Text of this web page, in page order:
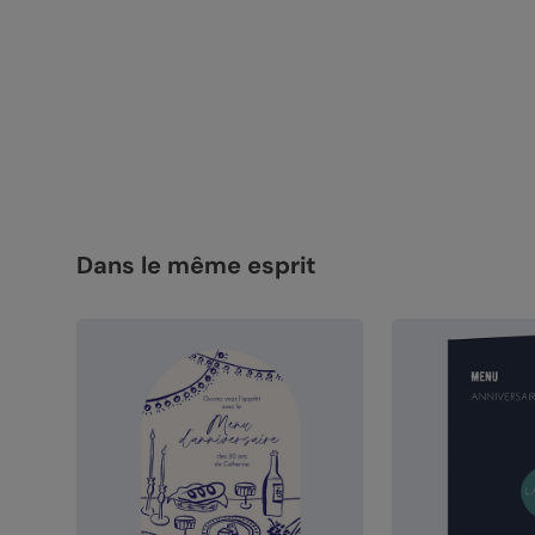
Dans le même esprit